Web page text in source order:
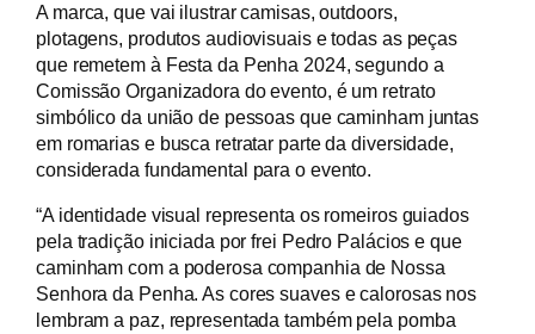
A marca, que vai ilustrar camisas, outdoors,
plotagens, produtos audiovisuais e todas as peças
que remetem à Festa da Penha 2024, segundo a
Comissão Organizadora do evento, é um retrato
simbólico da união de pessoas que caminham juntas
em romarias e busca retratar parte da diversidade,
considerada fundamental para o evento.
“A identidade visual representa os romeiros guiados
pela tradição iniciada por frei Pedro Palácios e que
caminham com a poderosa companhia de Nossa
Senhora da Penha. As cores suaves e calorosas nos
lembram a paz, representada também pela pomba